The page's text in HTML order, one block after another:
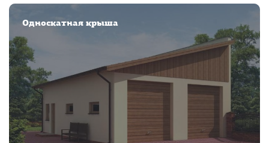
Односкатная крыша